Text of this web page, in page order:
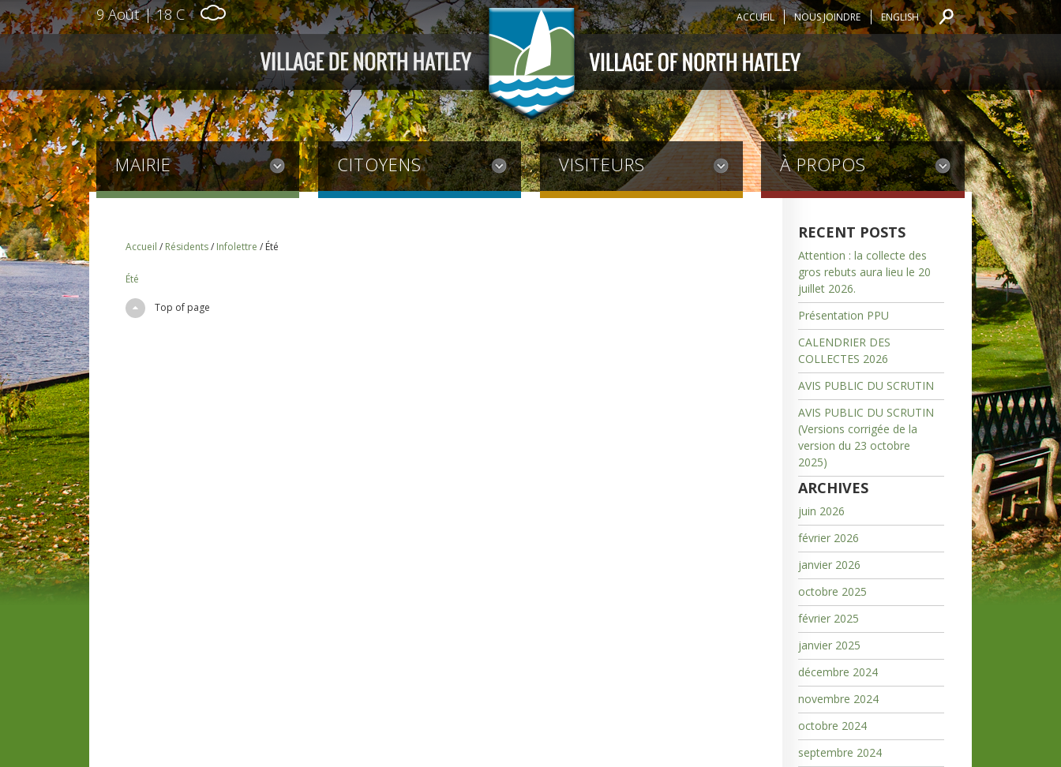
9 Août | 18 C ACCUEIL NOUS JOINDRE ENGLISH
MAIRIE CITOYENS VISITEURS À PROPOS
Accueil / Résidents/ Infolettre / Été
Été
Top of page
RECENT POSTS
Attention : la collecte des
gros rebuts aura lieu le 20
juillet 2026.
Présentation PPU
CALENDRIER DES
COLLECTES 2026
AVIS PUBLIC DU SCRUTIN
AVIS PUBLIC DU SCRUTIN
(Versions corrigée de la
version du 23 octobre
2025)
ARCHIVES
juin 2026
février 2026
janvier 2026
octobre 2025
février 2025
janvier 2025
décembre 2024
novembre 2024
octobre 2024
septembre 2024